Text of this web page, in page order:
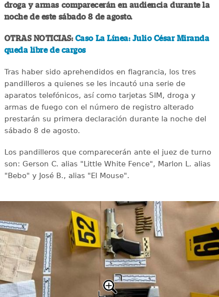
droga y armas comparecerán en audiencia durante la
noche de este sábado 8 de agosto.
OTRAS NOTICIAS: Caso La Línea: Julio César Miranda
queda libre de cargos
Tras haber sido aprehendidos en flagrancia, los tres
pandilleros a quienes se les incautó una serie de
aparatos telefónicos, así como tarjetas SIM, droga y
armas de fuego con el número de registro alterado
prestarán su primera declaración durante la noche del
sábado 8 de agosto.
Los pandilleros que comparecerán ante el juez de turno
son: Gerson C. alias "Little White Fence", Marlon L. alias
"Bebo" y José B., alias "El Mouse".